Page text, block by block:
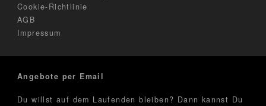
Cookie-Richtlinie
AGB
Impressum
Angebote per Email
Du willst auf dem Laufenden bleiben? Dann kannst Du